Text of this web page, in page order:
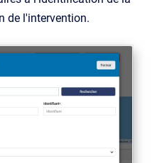
de l'intervention.